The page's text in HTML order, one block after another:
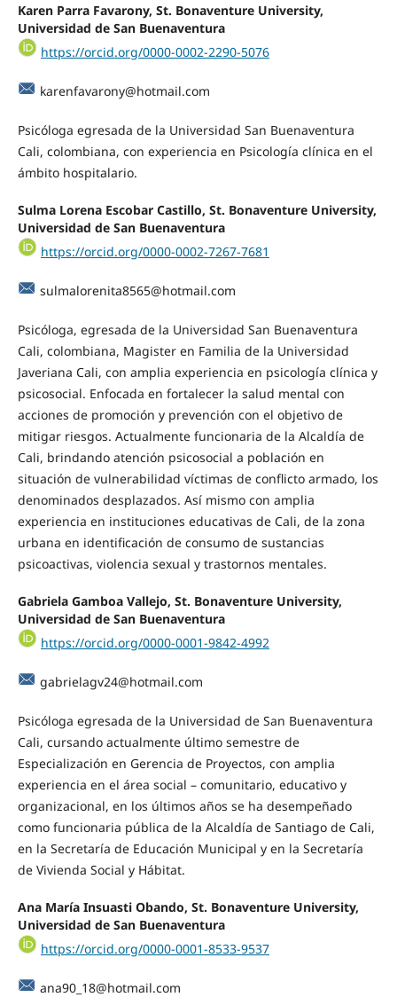
Karen Parra Favarony, St. Bonaventure University,
Universidad de San Buenaventura
https://orcid.org/0000-0002-2290-5076
karenfavarony@hotmail.com
Psicóloga egresada de la Universidad San Buenaventura
Cali, colombiana, con experiencia en Psicología clínica en el
ámbito hospitalario.
Sulma Lorena Escobar Castillo, St. Bonaventure University,
Universidad de San Buenaventura
https://orcid.org/0000-0002-7267-7681
sulmalorenita8565@hotmail.com
Psicóloga, egresada de la Universidad San Buenaventura
Cali, colombiana, Magister en Familia de la Universidad
Javeriana Cali, con amplia experiencia en psicología clínica y
psicosocial. Enfocada en fortalecer la salud mental con
acciones de promoción y prevención con el objetivo de
mitigar riesgos. Actualmente funcionaria de la Alcaldía de
Cali, brindando atención psicosocial a población en
situación de vulnerabilidad víctimas de conflicto armado, los
denominados desplazados. Así mismo con amplia
experiencia en instituciones educativas de Cali, de la zona
urbana en identificación de consumo de sustancias
psicoactivas, violencia sexual y trastornos mentales.
Gabriela Gamboa Vallejo, St. Bonaventure University,
Universidad de San Buenaventura
https://orcid.org/0000-0001-9842-4992
gabrielagv24@hotmail.com
Psicóloga egresada de la Universidad de San Buenaventura
Cali, cursando actualmente último semestre de
Especialización en Gerencia de Proyectos, con amplia
experiencia en el área social – comunitario, educativo y
organizacional, en los últimos años se ha desempeñado
como funcionaria pública de la Alcaldía de Santiago de Cali,
en la Secretaría de Educación Municipal y en la Secretaría
de Vivienda Social y Hábitat.
Ana María Insuasti Obando, St. Bonaventure University,
Universidad de San Buenaventura
https://orcid.org/0000-0001-8533-9537
ana90_18@hotmail.com